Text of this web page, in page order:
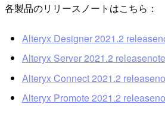
各製品のリリースノートはこちら：
Alteryx Designer 2021.2
Alteryx Server 2021.2
Alteryx Connect 2021.2
Alteryx Promote 2021.2